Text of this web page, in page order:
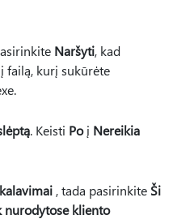
Naršyti, kad
failą, kurį sukūrėte
. Keisti Poį Nereikia
, tada pasirinkite Ši
kliento